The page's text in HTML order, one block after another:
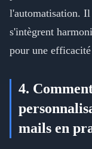
l'automatisation.
s'intègrent
pour une
4.
mails en